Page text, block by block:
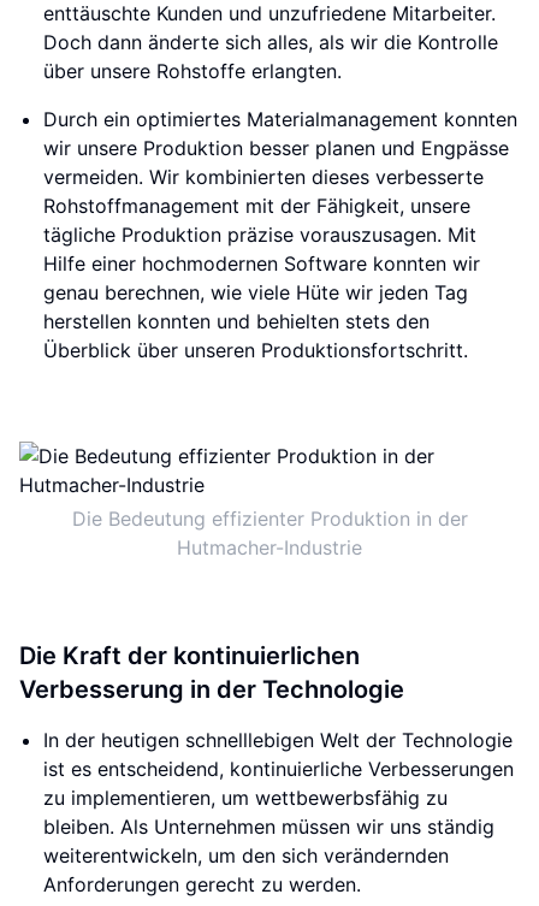
enttäuschte Kunden und unzufriedene Mitarbeiter.
Doch dann änderte sich alles, als wir die Kontrolle
über unsere Rohstoffe erlangten.
Durch ein optimiertes Materialmanagement konnten
wir unsere Produktion besser planen und Engpässe
vermeiden. Wir kombinierten dieses verbesserte
Rohstoffmanagement mit der Fähigkeit, unsere
tägliche Produktion präzise vorauszusagen. Mit
Hilfe einer hochmodernen Software konnten wir
genau berechnen, wie viele Hüte wir jeden Tag
herstellen konnten und behielten stets den
Überblick über unseren Produktionsfortschritt.
Die Bedeutung effizienter Produktion in der
Hutmacher-Industrie
Die Kraft der kontinuierlichen
Verbesserung in der Technologie
In der heutigen schnelllebigen Welt der Technologie
ist es entscheidend, kontinuierliche Verbesserungen
zu implementieren, um wettbewerbsfähig zu
bleiben. Als Unternehmen müssen wir uns ständig
weiterentwickeln, um den sich verändernden
Anforderungen gerecht zu werden.